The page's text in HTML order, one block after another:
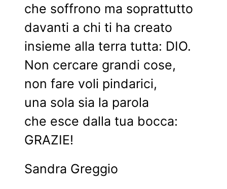
che soffrono ma soprattutto
davanti a chi ti ha creato
insieme alla terra tutta: DIO.
Non cercare grandi cose,
non fare voli pindarici,
una sola sia la parola
che esce dalla tua bocca:
GRAZIE!
Sandra Greggio